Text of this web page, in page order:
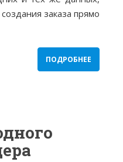
заказа прямо
ПОДРОБНЕЕ